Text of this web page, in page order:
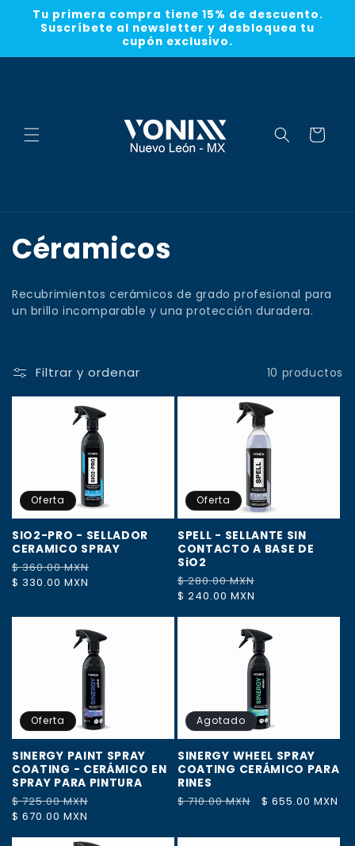
directamente
al contenido
Tu primera compra tiene 15% de descuento.
Suscríbete al newsletter y desbloquea tu
cupón exclusivo.
Carrito
C
o
l
c
ó
n
:
Céramicos
Recubrimientos cerámicos de grado profesional para
un brillo incomparable y una protección duradera.
Filtrar y ordenar 10 productos
Oferta
SIO2-PRO - SELLADOR
CERAMICO SPRAY
Precio
habitual
$ 360.00 MXN
$ 330.00 MXN
Oferta
SPELL - SELLANTE SIN
CONTACTO A BASE DE
SiO2
Precio
habitual
$ 280.00 MXN
$ 240.00 MXN
Oferta
SINERGY PAINT SPRAY
COATING - CERÁMICO EN
SPRAY PARA PINTURA
Precio
habitual
$ 725.00 MXN
$ 670.00 MXN
Agotado
SINERGY WHEEL SPRAY
COATING CERÁMICO PARA
RINES
Precio
$ 710.00 MXN
Precio
$ 655.00 MXN